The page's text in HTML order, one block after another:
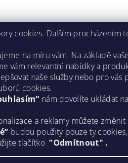
cookies. Dalším procházením
na míru vám. Na základě
vám relevantní nabídky a
naše služby nebo pro vás
cookies.
nám dovolíte ukládat
a reklamy můžete
budou použity pouze ty
tlačítko "Odmítnout" .